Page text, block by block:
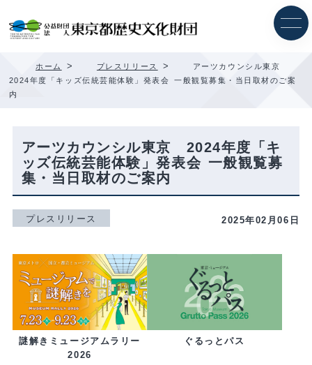
ッ
ホーム > プレスリリース >
アーツカウンシル東京
2024年度「キッズ伝統芸能体験」発表会 一般観覧募集・当日取材のご案
内
アーツカウンシル東京 2024年度「キ
ッズ伝統芸能体験」発表会 一般観覧募
集・当日取材のご案内
プレスリリース 2025年02月06日
謎解きミュージアムラリー
2026
ぐるっとパス